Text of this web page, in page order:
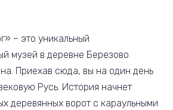
– это уникальный
музей в деревне Березово
Приехав сюда, вы на один день
Русь. История начнет
деревянных ворот с караульными